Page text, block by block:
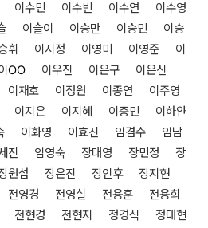
이수민 이수빈 이수연 이수영
이슬이 이승만 이승민 이승
휘 이시정 이영미 이영준 이
OO 이우진 이은구 이은신
이재호 이정원 이종연 이주영
이지은 이지혜 이충민 이하얀
이화영 이효진 임겸수 임남
진 임영숙 장대영 장민정 장
원섭 장은진 장인후 장지현
영경 전영실 전용훈 전용희
전현경 전현지 정경식 정대현